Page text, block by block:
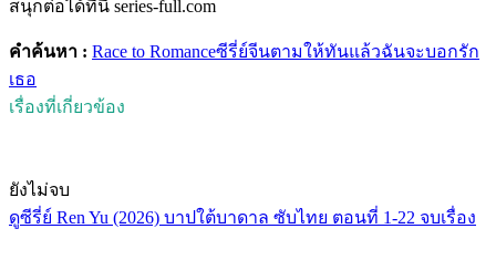
สนุกต่อได้ที่นี่ series-full.com
คำค้นหา : Race to Romanceซีรี่ย์จีนตามให้ทันแล้วฉันจะบอกรัก
เธอ
เรื่องที่เกี่ยวข้อง
ยังไม่จบ
ดูซีรี่ย์ Ren Yu (2026) บาปใต้บาดาล ซับไทย ตอนที่ 1-22 จบเรื่อง